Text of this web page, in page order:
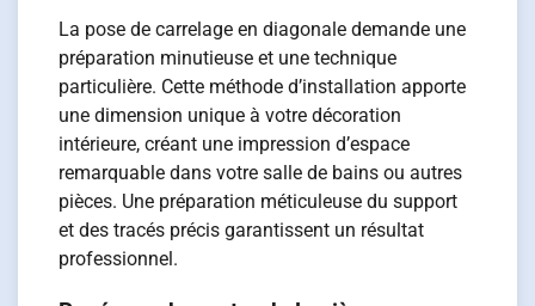
La pose de carrelage en diagonale demande une
préparation minutieuse et une technique
particulière. Cette méthode d’installation apporte
une dimension unique à votre décoration
intérieure, créant une impression d’espace
remarquable dans votre salle de bains ou autres
pièces. Une préparation méticuleuse du support
et des tracés précis garantissent un résultat
professionnel.